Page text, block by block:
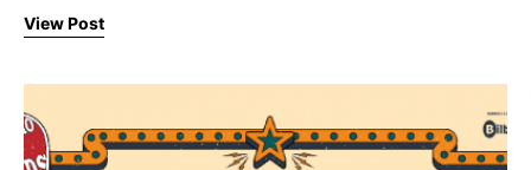
View Post